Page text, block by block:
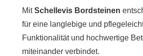
MitSchellevis Bordsteinen
für eine langlebige und
Funktionalität und hochwertige
miteinander verbindet.